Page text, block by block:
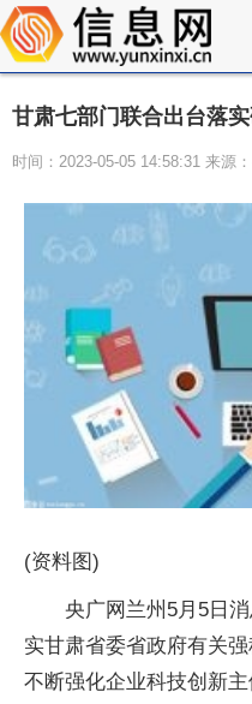
甘肃七部门联合出台落
时间：2023-05-05 14:58:31 来源
(资料图)
央广网兰州5月5日
实甘肃省委省政府有关
不断强化企业科技创新